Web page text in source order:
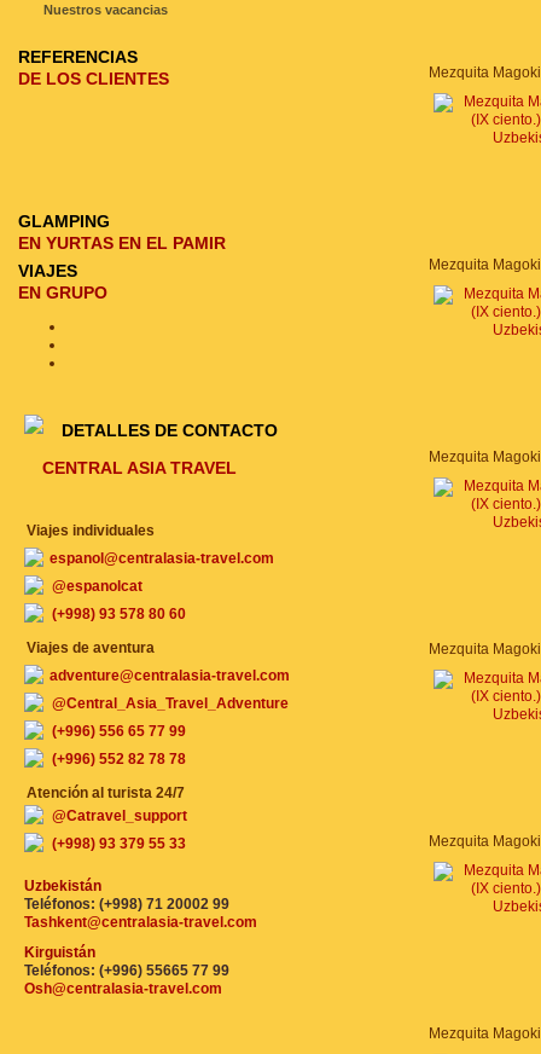
Nuestros vacancias
REFERENCIAS
DE LOS CLIENTES
GLAMPING
EN YURTAS EN EL PAMIR
VIAJES
EN GRUPO
DETALLES DE CONTACTO
CENTRAL ASIA TRAVEL
Viajes individuales
espanol@centralasia-travel.com
@espanolcat
(+998) 93 578 80 60
Viajes de aventura
adventure@centralasia-travel.com
@Central_Asia_Travel_Adventure
(+996) 556 65 77 99
(+996) 552 82 78 78
Atención al turista 24/7
@Catravel_support
(+998) 93 379 55 33
Uzbekistán
Teléfonos: (+998) 71 20002 99
Tashkent@centralasia-travel.com
Kirguistán
Teléfonos: (+996) 55665 77 99
Osh@centralasia-travel.com